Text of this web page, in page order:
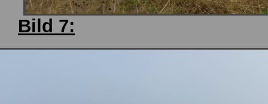
Bild 7: